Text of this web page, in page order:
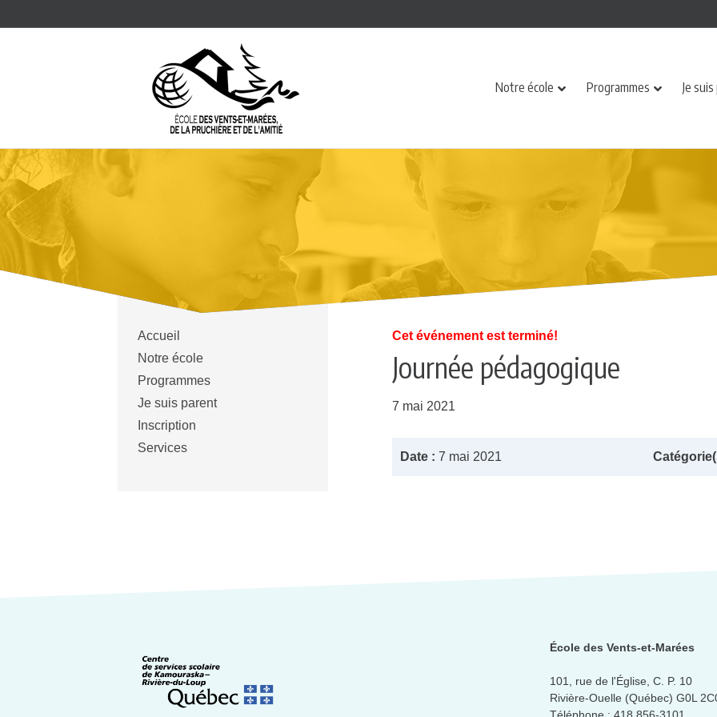
Notre école Programmes Je
Accueil
Notre école
Programmes
Je suis parent
Inscription
Services
Cet événement est terminé!
Journée pédagogique
7 mai 2021
Date : 7 mai 2021
École des Vents-et-Marées
101, rue de l'Église, C. P. 10
Rivière-Ouelle (Québec) G0L